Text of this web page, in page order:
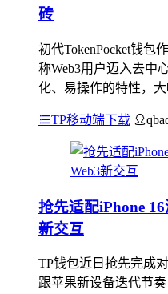
砖
初代TokenPocket钱包
称Web3用户迈入去中
化、易操作的特性，
TP移动端下载
抢先适配iPhone
新交互
TP钱包近日抢先完成
跟苹果新设备迭代节